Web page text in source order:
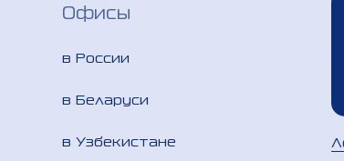
Офисы
в России
в Беларуси
в Узбекистане